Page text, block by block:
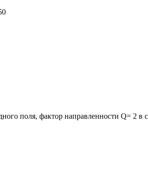
поля, фактор направленности Q= 2 в